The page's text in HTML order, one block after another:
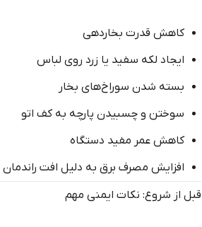
کاهش قدرت بخاردهی
ایجاد لکه سفید یا زرد روی لباس
بسته شدن سوراخ‌های بخار
سوختن و چسبیدن پارچه به کف اتو
کاهش عمر مفید دستگاه
افزایش مصرف برق به دلیل افت راندمان
قبل از شروع: نکات ایمنی مهم